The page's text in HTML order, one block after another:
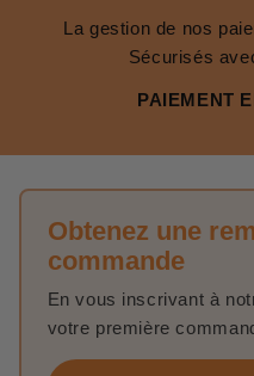
La gestion de nos
Sécurisés
PAIEMENT
Obtenez une
commande
En vous inscrivant à
votre première